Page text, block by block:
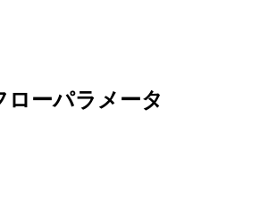
ローパラメータ